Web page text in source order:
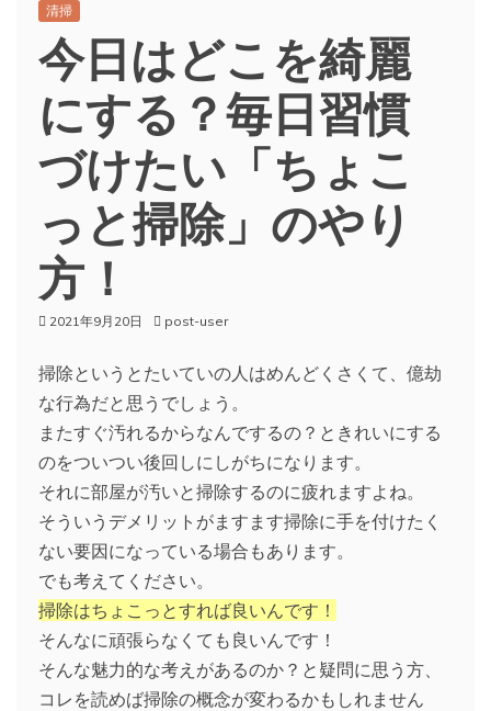
清掃
今日はどこを綺麗
にする？毎日習慣
づけたい「ちょこ
っと掃除」のやり
方！
2021年9月20日 post-user
掃除というとたいていの人はめんどくさくて、億劫
な行為だと思うでしょう。
またすぐ汚れるからなんでするの？ときれいにする
のをついつい後回しにしがちになります。
それに部屋が汚いと掃除するのに疲れますよね。
そういうデメリットがますます掃除に手を付けたく
ない要因になっている場合もあります。
でも考えてください。
掃除はちょこっとすれば良いんです！
そんなに頑張らなくても良いんです！
そんな魅力的な考えがあるのか？と疑問に思う方、
コレを読めば掃除の概念が変わるかもしれません